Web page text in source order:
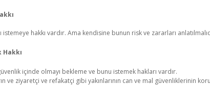
hakkı vardır. Ama kendisine bunun risk ve zararları
Hakkı
içinde olmayı bekleme ve bunu istemek hakları vardır.
ve ziyaretçi ve refakatçi gibi yakınlarının can ve mal güvenliklerinin